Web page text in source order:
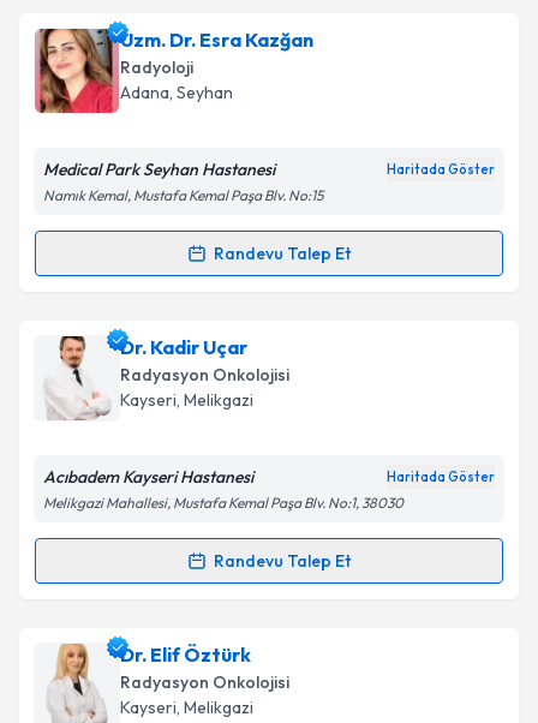
Uzm. Dr. Esra Kazğan
Radyoloji
Adana, Seyhan
Medical Park Seyhan Hastanesi Haritada Göster
Namık Kemal, Mustafa Kemal Paşa Blv. No:15
Randevu Talep Et
Randevu Takvimi Talebi
Uzm. Dr. Esra Kazğan
oluşturun. Size bu uzmandan randevu almanız için bir
takvim hazırlandığında e-posta ile bilgilendireceğiz.
Kişisel verilerimin işlenmesine ilişkin
Metni'ni okudum ve kişisel verilerimin belirtilen
Takvim Talebini Gönder
Dr. Kadir Uçar
Radyasyon Onkolojisi
Kayseri, Melikgazi
Acıbadem Kayseri Hastanesi Haritada Göster
Melikgazi Mahallesi, Mustafa Kemal Paşa Blv. No:1, 38030
Randevu Talep Et
Randevu Takvimi Talebi
Dr. Kadir Uçariçin randevu takvimi talebi oluşturun.
Size bu uzmandan randevu almanız için bir takvim
hazırlandığında e-posta ile bilgilendireceğiz.
Dr. Elif Öztürk
Radyasyon Onkolojisi
Kayseri, Melikgazi